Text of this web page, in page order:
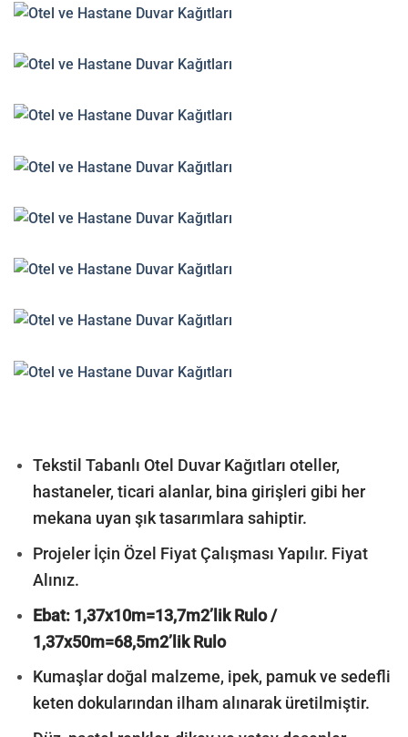
Tekstil Tabanlı Otel Duvar Kağıtları oteller,
hastaneler, ticari alanlar, bina girişleri gibi her
mekana uyan şık tasarımlara sahiptir.
Projeler İçin Özel Fiyat Çalışması Yapılır. Fiyat
Alınız.
Ebat: 1,37x10m=13,7m2’lik Rulo /
1,37x50m=68,5m2’lik Rulo
Kumaşlar doğal malzeme, ipek, pamuk ve sedefli
keten dokularından ilham alınarak üretilmiştir.